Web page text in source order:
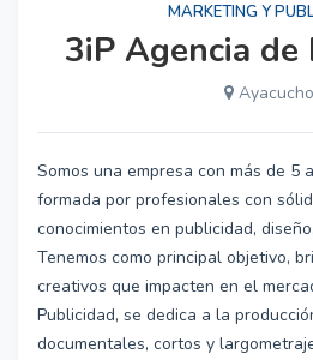
MARKETING Y
3iP Agencia de
Ayacucho
Somos una empresa con más de 5
formada por profesionales con
conocimientos en publicidad,
Tenemos como principal objetivo,
creativos que impacten en el
Publicidad, se dedica a la
documentales, cortos y